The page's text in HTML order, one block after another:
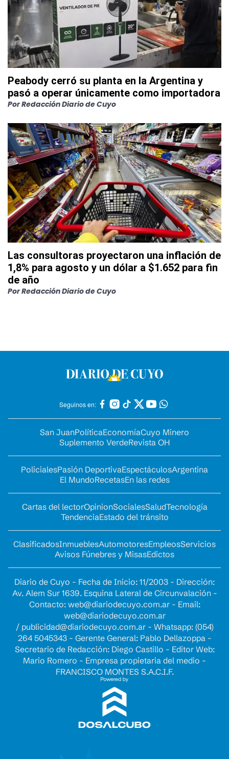
Peabody cerró su planta en la Argentina y
pasó a operar únicamente como importadora
PorRedacción Diario de Cuyo
Las consultoras proyectaron una inflación de
1,8% para agosto y un dólar a $1.652 para fin
de año
PorRedacción Diario de Cuyo
Seguinos en:
San JuanPolíticaEconomíaCuyo Minero
Suplemento VerdeRevista OH
PolicialesPasión DeportivaEspectáculosArgentina
El MundoRecetasEn las redes
Cartas del lectorOpinionSocialesSaludTecnología
TendenciaEstado del tránsito
ClasificadosInmueblesAutomotoresEmpleosServicios
Avisos Fúnebres y MisasEdictos
Diario de Cuyo - Fecha de Inicio: 11/2003 - Dirección:
Av. Alem Sur 1639. Esquina Lateral de Circunvalación -
Contacto: web@diariodecuyo.com.ar- Email:
web@diariodecuyo.com.ar
/ publicidad@diariodecuyo.com.ar- Whatsapp: (054)
264 5045343 - Gerente General: Pablo Dellazoppa -
Secretario de Redacción: Diego Castillo - Editor Web:
Mario Romero - Empresa propietaria del medio -
FRANCISCO MONTES S.A.C.I.F.